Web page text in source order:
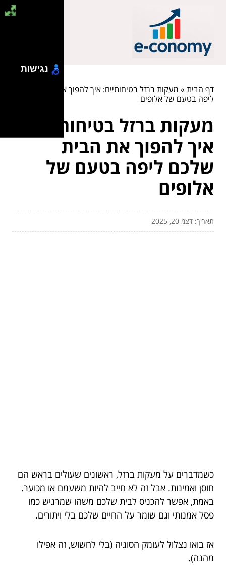
דף הבית» מעקות ברזל בטיחותיים: איך להפוך את הבית שלכם
ליפה בטעם של אלופים
מעקות ברזל בטיחותיים:
איך להפוך את הבית
שלכם ליפה בטעם של
אלופים
תאריך: דצמ 20, 2025
כשמדברים על מעקות ברזל, ראשונים שעולים בראש הם
חוסן ואמינות. אבל זה לא חייב להיות משעמם או מכוער.
באמת, אפשר להכניס לבית שלכם משהו שמרגיש כמו
פסל אמנותי וגם שומר על החיים שלכם בלי ויתורים.
אז בואו נצלול לעומק הסוגיה (בלי לחשוש, זה אפילו
מהנה).
נגישות